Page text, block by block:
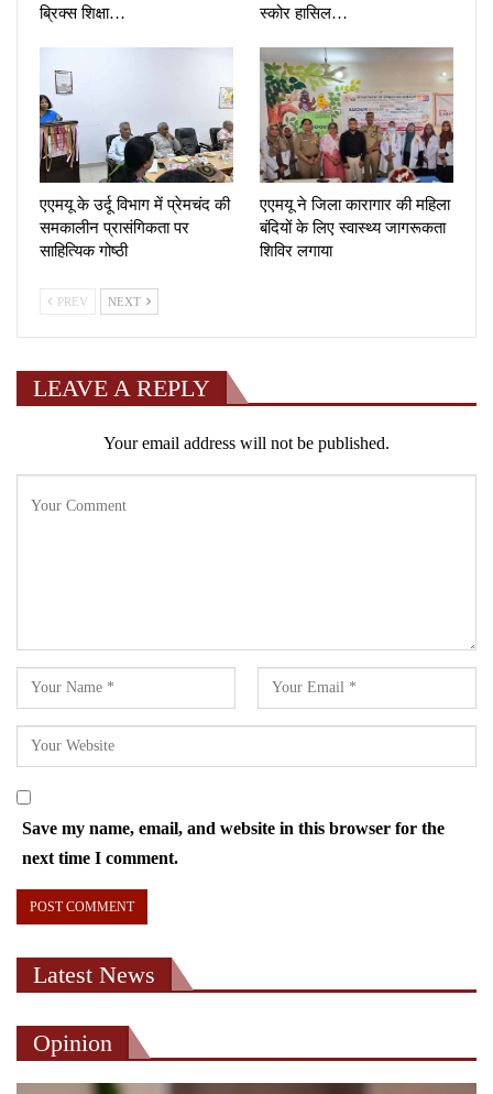
ब्रिक्स शिक्षा…
स्कोर हासिल…
एएमयू के उर्दू विभाग में प्रेमचंद की
समकालीन प्रासंगिकता पर
साहित्यिक गोष्ठी
एएमयू ने जिला कारागार की महिला
बंदियों के लिए स्वास्थ्य जागरूकता
शिविर लगाया
PREV NEXT
LEAVE A REPLY
Your email address will not be published.
Save my name, email, and website in this browser for the
next time I comment.
Latest News
Opinion